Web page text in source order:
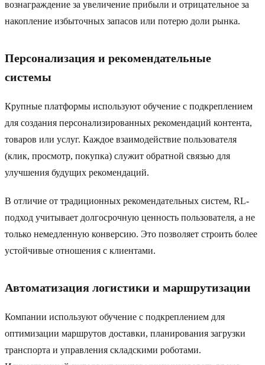
вознаграждение за увеличение прибыли и отрицательное за
накопление избыточных запасов или потерю доли рынка.
Персонализация и рекомендательные
системы
Крупные платформы используют обучение с подкреплением
для создания персонализированных рекомендаций контента,
товаров или услуг. Каждое взаимодействие пользователя
(клик, просмотр, покупка) служит обратной связью для
улучшения будущих рекомендаций.
В отличие от традиционных рекомендательных систем, RL-
подход учитывает долгосрочную ценность пользователя, а не
только немедленную конверсию. Это позволяет строить более
устойчивые отношения с клиентами.
Автоматизация логистики и маршрутизации
Компании используют обучение с подкреплением для
оптимизации маршрутов доставки, планирования загрузки
транспорта и управления складскими роботами.